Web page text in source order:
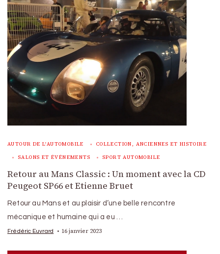
AUTOUR DE L'AUTOMOBILE COLLECTION, ANCIENNES ET HISTOIRE
SALONS ET ÉVÉNEMENTS SPORT AUTOMOBILE
Retour au Mans Classic : Un moment avec la CD
Peugeot SP66 et Etienne Bruet
Retour au Mans et au plaisir d’une belle rencontre
mécanique et humaine qui a eu …
Frédéric Euvrard 16 janvier 2023